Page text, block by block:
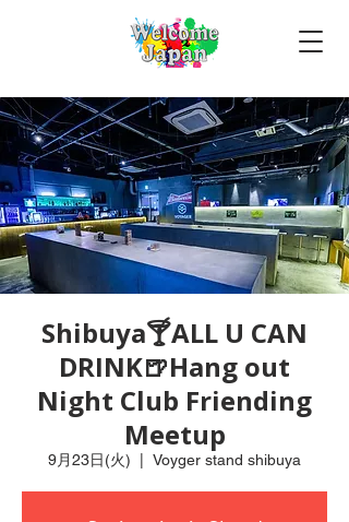
Shibuya🍸ALL U CAN
DRINK🍺Hang out
Night Club Friending
Meetup
9月23日(火) Voyger stand shibuya